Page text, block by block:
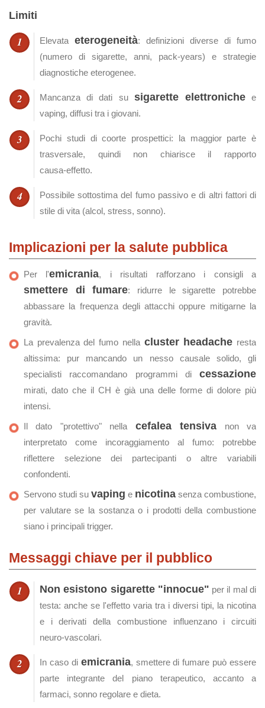
Limiti
Elevata eterogeneità: definizioni diverse di fumo
(numero di sigarette, anni, pack‑years) e strategie
diagnostiche eterogenee.
Mancanza di dati su sigarette elettronichee
vaping, diffusi tra i giovani.
Pochi studi di coorte prospettici: la maggior parte è
trasversale, quindi non chiarisce il rapporto
causa‑effetto.
Possibile sottostima del fumo passivo e di altri fattori di
stile di vita (alcol, stress, sonno).
Implicazioni per la salute pubblica
Per l'emicrania, i risultati rafforzano i consigli a
smettere di fumare: ridurre le sigarette potrebbe
abbassare la frequenza degli attacchi oppure mitigarne la
gravità.
La prevalenza del fumo nella cluster headache resta
altissima: pur mancando un nesso causale solido, gli
specialisti raccomandano programmi di cessazione
mirati, dato che il CH è già una delle forme di dolore più
intensi.
Il dato "protettivo" nella cefalea tensiva non va
interpretato come incoraggiamento al fumo: potrebbe
riflettere selezione dei partecipanti o altre variabili
confondenti.
Servono studi su vaping e nicotina senza combustione,
per valutare se la sostanza o i prodotti della combustione
siano i principali trigger.
Messaggi chiave per il pubblico
Non esistono sigarette "innocue" per il mal di
testa: anche se l'effetto varia tra i diversi tipi, la nicotina
e i derivati della combustione influenzano i circuiti
neuro‑vascolari.
In caso di emicrania, smettere di fumare può essere
parte integrante del piano terapeutico, accanto a
farmaci, sonno regolare e dieta.